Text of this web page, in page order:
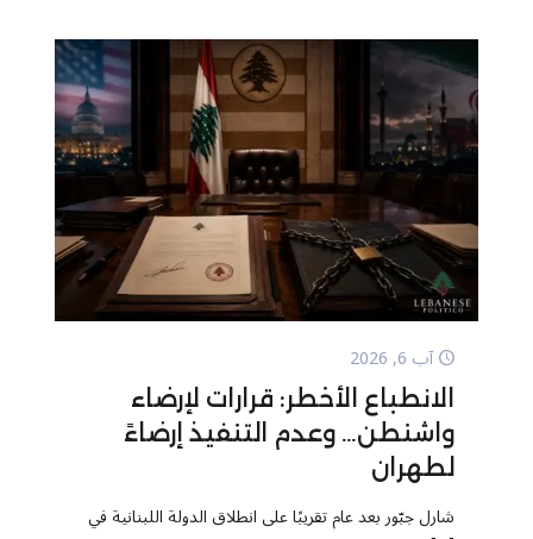
آب 6, 2026
الانطباع الأخطر: قرارات لإرضاء
واشنطن… وعدم التنفيذ إرضاءً
لطهران
شارل جبّور بعد عام تقريبًا على انطلاق الدولة اللبنانية في